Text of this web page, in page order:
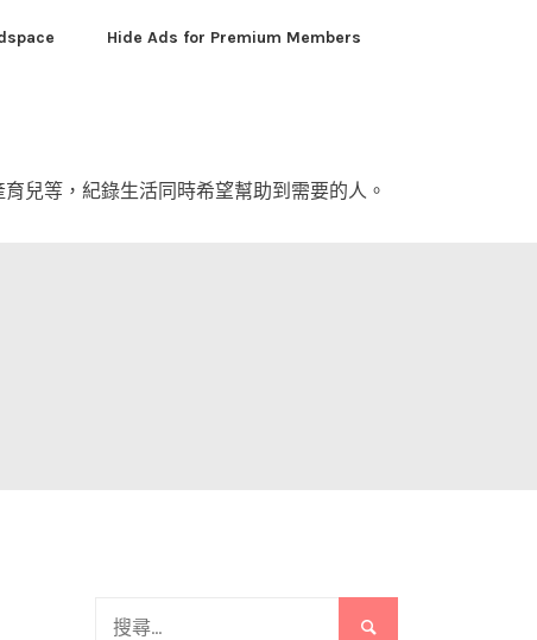
Hide Ads for Premium Members
兒等，紀錄生活同時希望幫助到需要的人。